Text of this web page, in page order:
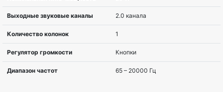
Глубина
Высота
Вес 540 г